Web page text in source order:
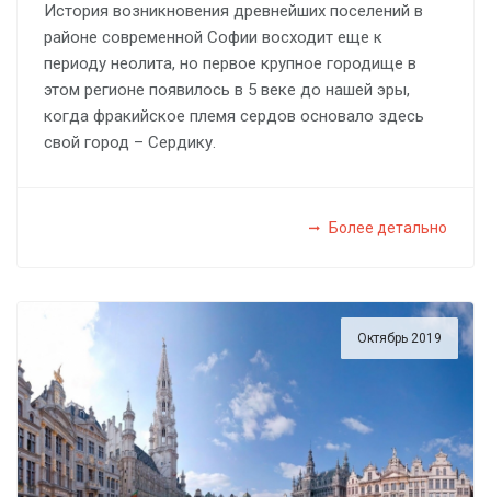
История возникновения древнейших поселений в
районе современной Софии восходит еще к
периоду неолита, но первое крупное городище в
этом регионе появилось в 5 веке до нашей эры,
когда фракийское племя сердов основало здесь
свой город – Сердику.
Более детально
Октябрь 2019